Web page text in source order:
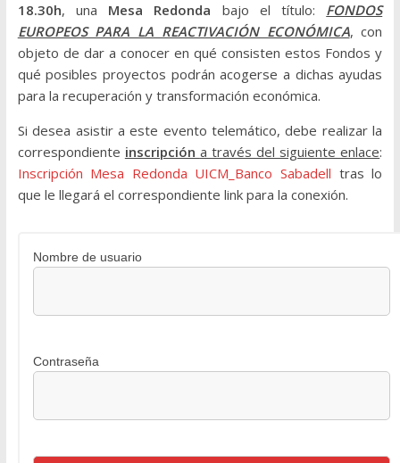
18.30h, una Mesa Redonda bajo el título: FONDOS
EUROPEOS PARA LA REACTIVACIÓN ECONÓMICA, con
objeto de dar a conocer en qué consisten estos Fondos y
qué posibles proyectos podrán acogerse a dichas ayudas
para la recuperación y transformación económica.
Si desea asistir a este evento telemático, debe realizar la
correspondiente inscripción a través del siguiente enlace:
Inscripción Mesa Redonda UICM_Banco Sabadell tras lo
que le llegará el correspondiente link para la conexión.
Nombre de usuario
Contraseña